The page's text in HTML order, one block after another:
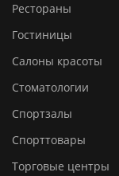
Рестораны
Гостиницы
Салоны красоты
Стоматологии
Спортзалы
Спорттовары
Торговые центры